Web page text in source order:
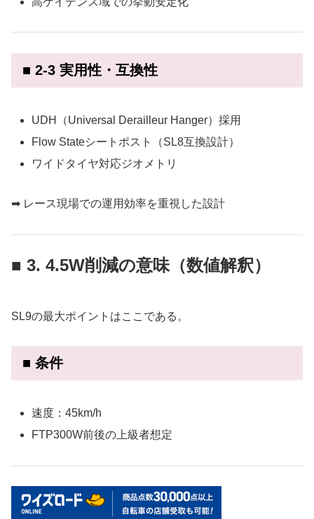
■ 2-3 実用性・互換性
UDH（Universal Derailleur Hanger）採用
Flow Stateシートポスト（SL8互換設計）
ワイドタイヤ対応ジオメトリ
➡ レース現場での運用効率を重視した設計
■ 3. 4.5W削減の意味（数値解釈）
SL9の最大ポイントはここである。
■ 条件
速度：45km/h
FTP300W前後の上級者想定